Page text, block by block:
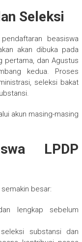
Seleksi
beasiswa
akan dibuka pada
pertama, dan Agustus
kedua. Proses
seleksi bakat
akun masing-masing
LPDP
besar:
lengkap sebelum
substansi dan